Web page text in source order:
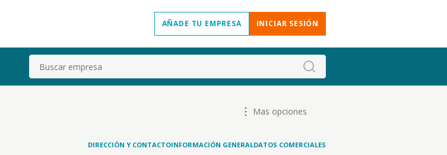
AÑADE TU EMPRESA INICIAR SESIÓN
Buscar
Mas opciones
DIRECCIÓN Y CONTACTOINFORMACIÓN GENERALDATOS COMERCIALES